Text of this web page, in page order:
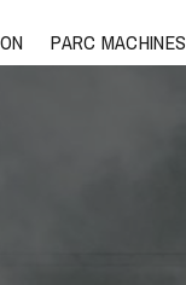
PARC MACHINES